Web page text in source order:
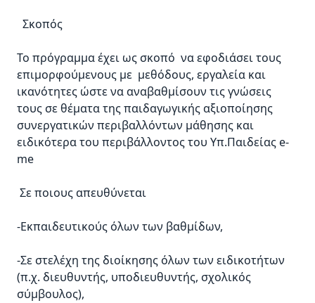
Σκοπός
Το πρόγραμμα έχει ως σκοπό να εφοδιάσει τους
επιμορφούμενους με μεθόδους, εργαλεία και
ικανότητες ώστε να αναβαθμίσουν τις γνώσεις
τους σε θέματα της παιδαγωγικής αξιοποίησης
συνεργατικών περιβαλλόντων μάθησης και
ειδικότερα του περιβάλλοντος του Υπ.Παιδείας e-
me
Σε ποιους απευθύνεται
-Εκπαιδευτικούς όλων των βαθμίδων,
-Σε στελέχη της διοίκησης όλων των ειδικοτήτων
(π.χ. διευθυντής, υποδιευθυντής, σχολικός
σύμβουλος),